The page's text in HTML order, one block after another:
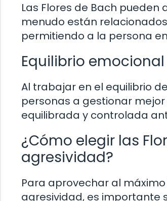
Las Flores de Bach
menudo están
permitiendo a la persona
Equilibrio emocional
Al trabajar en el equilibrio
personas a gestionar
equilibrada y controlada
¿Cómo elegir las
agresividad?
Para aprovechar al
agresividad, es importante